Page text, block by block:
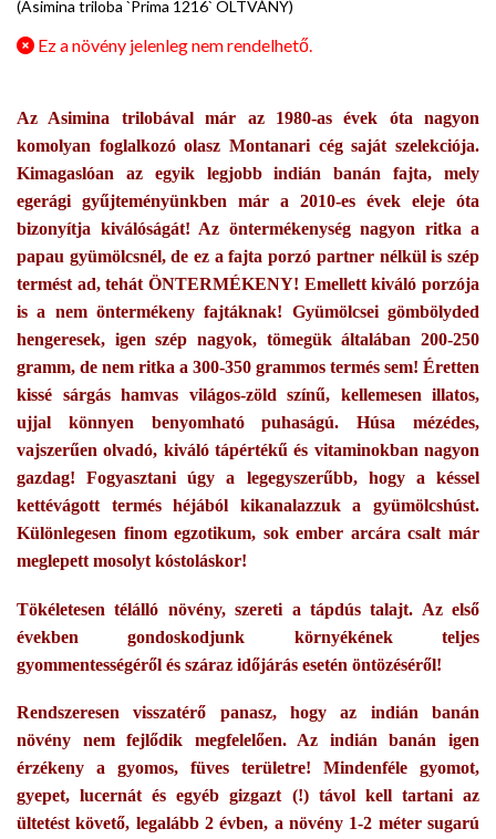
(Asimina triloba `Prima 1216` OLTVÁNY)
Ez a növény jelenleg nem rendelhető.
Az Asimina trilobával már az 1980-as évek óta nagyon
komolyan foglalkozó olasz Montanari cég saját szelekciója.
Kimagaslóan az egyik legjobb indián banán fajta, mely
egerági gyűjteményünkben már a 2010-es évek eleje óta
bizonyítja kiválóságát! Az öntermékenység nagyon ritka a
papau gyümölcsnél, de ez a fajta porzó partner nélkül is szép
termést ad, tehát ÖNTERMÉKENY! Emellett kiváló porzója
is a nem öntermékeny fajtáknak! Gyümölcsei gömbölyded
hengeresek, igen szép nagyok, tömegük általában 200-250
gramm, de nem ritka a 300-350 grammos termés sem! Éretten
kissé sárgás hamvas világos-zöld színű, kellemesen illatos,
ujjal könnyen benyomható puhaságú. Húsa mézédes,
vajszerűen olvadó, kiváló tápértékű és vitaminokban nagyon
gazdag! Fogyasztani úgy a legegyszerűbb, hogy a késsel
kettévágott termés héjából kikanalazzuk a gyümölcshúst.
Különlegesen finom egzotikum, sok ember arcára csalt már
meglepett mosolyt kóstoláskor!
Tökéletesen télálló növény, szereti a tápdús talajt. Az első
években gondoskodjunk környékének teljes
gyommentességéről és száraz időjárás esetén öntözéséről!
Rendszeresen visszatérő panasz, hogy az indián banán
növény nem fejlődik megfelelően. Az indián banán igen
érzékeny a gyomos, füves területre! Mindenféle gyomot,
gyepet, lucernát és egyéb gizgazt (!) távol kell tartani az
ültetést követő, legalább 2 évben, a növény 1-2 méter sugarú